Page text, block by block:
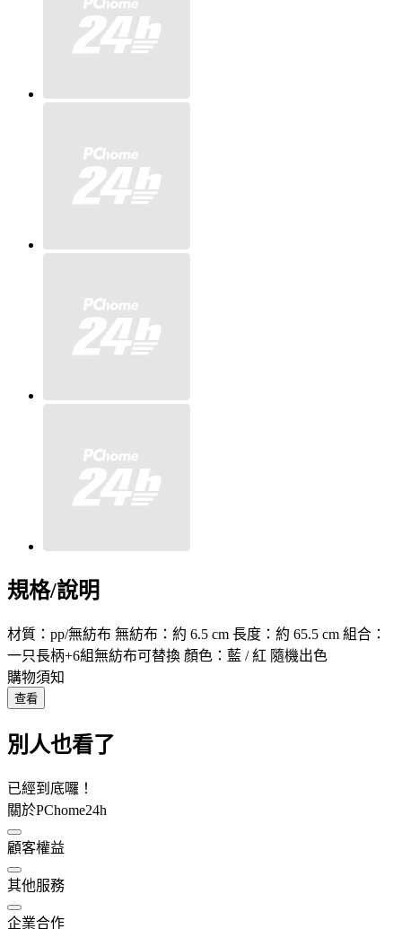
規格/說明
材質：pp/無紡布 無紡布：約 6.5 cm 長度：約 65.5 cm 組合：
一只長柄+6組無紡布可替換 顏色：藍 / 紅 隨機出色
購物須知
查看
別人也看了
已經到底囉！
關於PChome24h
顧客權益
其他服務
企業合作